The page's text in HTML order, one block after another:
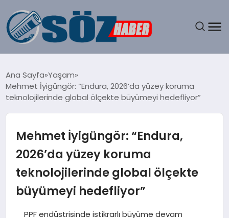
SPOR
EĞITIM
SAĞLIK
Ana Sayfa Yaşam
Mehmet İyigüngör: “Endura, 2026’da yüzey koruma
teknolojilerinde global ölçekte büyümeyi hedefliyor”
Mehmet İyigüngör: “Endura,
2026’da yüzey koruma
teknolojilerinde global ölçekte
büyümeyi hedefliyor”
PPF endüstrisinde istikrarlı büyüme devam